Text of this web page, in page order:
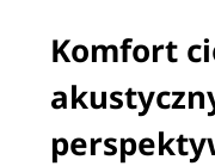
Komfort